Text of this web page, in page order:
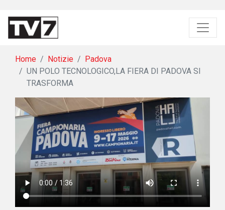
Home Notizie
Padova
UN POLO TECNOLOGICO,LA FIERA DI PADOVA SI
TRASFORMA